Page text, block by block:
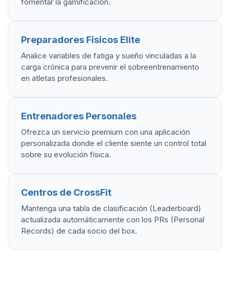
Preparadores Físicos Elite
Analice variables de fatiga y sueño vinculadas a la
carga crónica para prevenir el sobreentrenamiento
en atletas profesionales.
Entrenadores Personales
Ofrezca un servicio premium con una aplicación
personalizada donde el cliente siente un control total
sobre su evolución física.
Centros de CrossFit
Mantenga una tabla de clasificación (Leaderboard)
actualizada automáticamente con los PRs (Personal
Records) de cada socio del box.